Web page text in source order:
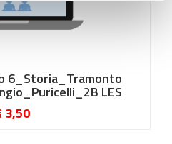
6_Storia_Tramonto
LES
3,50